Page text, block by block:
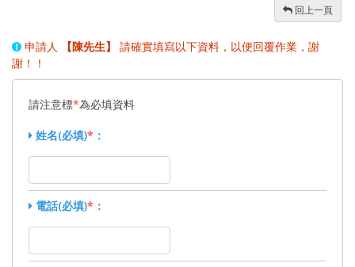
回上一頁
申請人 【陳先生】
請確實填寫以下資料，以便回覆作業，謝
謝！！
請注意標*為必填資料
姓名(必填)* ：
電話(必填)* ：